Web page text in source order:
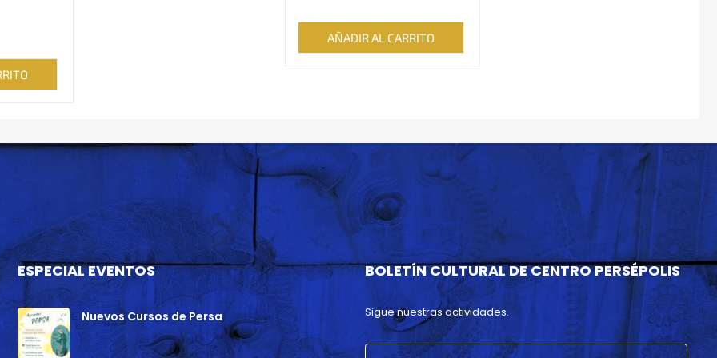
AÑADIR AL CARRITO
ESPECIAL EVENTOS
Nuevos Cursos de Persa
BOLETÍN CULTURAL DE CENTRO PERSÉPOLIS
Sigue nuestras actividades.